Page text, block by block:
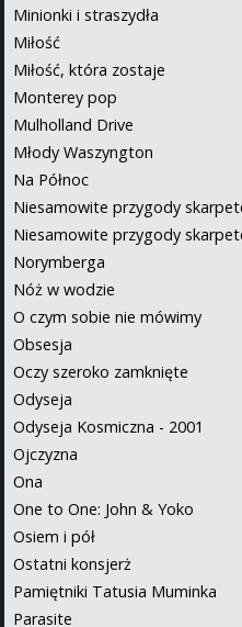
Minionki i straszydła
Miłość
Miłość, która zostaje
Monterey pop
Mulholland Drive
Młody Waszyngton
Na Północ
Niesamowite przygody
Niesamowite przygody
Norymberga
Nóż w wodzie
O czym sobie nie mówimy
Obsesja
Oczy szeroko zamknięte
Odyseja
Odyseja Kosmiczna - 2001
Ojczyzna
Ona
One to One: John & Yoko
Osiem i pół
Ostatni konsjerż
Pamiętniki Tatusia Muminka
Parasite